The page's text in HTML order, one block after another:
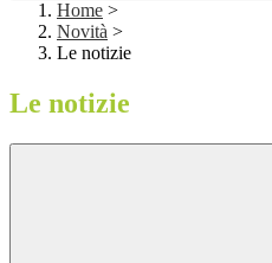
Home >
Novità >
Le notizie
Le notizie